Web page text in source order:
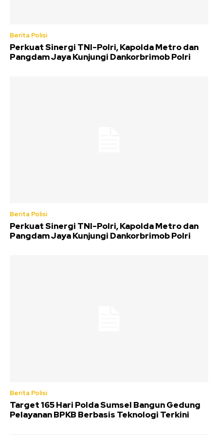
Berita Polisi
Perkuat Sinergi TNI-Polri, Kapolda Metro dan
Pangdam Jaya Kunjungi Dankorbrimob Polri
Berita Polisi
Perkuat Sinergi TNI-Polri, Kapolda Metro dan
Pangdam Jaya Kunjungi Dankorbrimob Polri
Berita Polisi
Target 165 Hari Polda Sumsel Bangun Gedung
Pelayanan BPKB Berbasis Teknologi Terkini